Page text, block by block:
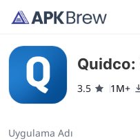
Quidco:
Vouchers
3.5 1M+
Uygulama Adı